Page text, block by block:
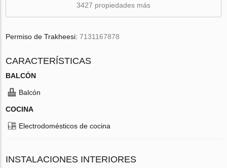
3427 propiedades más
Permiso de Trakheesi:7131167878
CARACTERÍSTICAS
BALCÓN
Balcón
COCINA
Electrodomésticos de cocina
INSTALACIONES INTERIORES